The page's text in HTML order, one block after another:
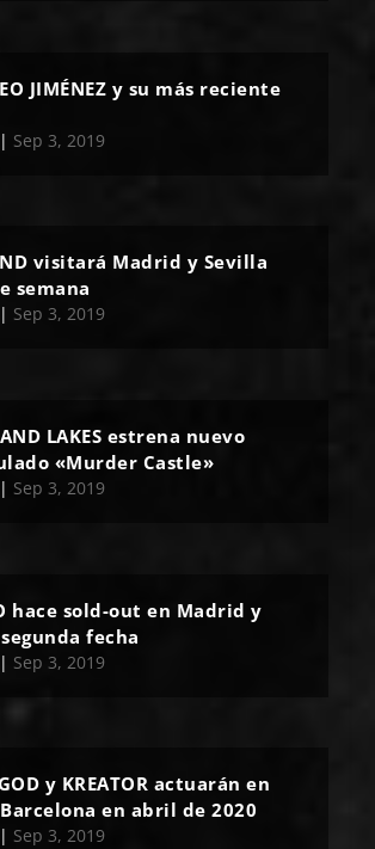
JIMÉNEZ y su más reciente
| Sep 3, 2019
visitará Madrid y Sevilla
semana
| Sep 3, 2019
LAKES estrena nuevo
«Murder Castle»
| Sep 3, 2019
hace sold-out en Madrid y
fecha
| Sep 3, 2019
y KREATOR actuarán en
en abril de 2020
| Sep 3, 2019